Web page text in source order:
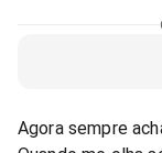
Agora sempre